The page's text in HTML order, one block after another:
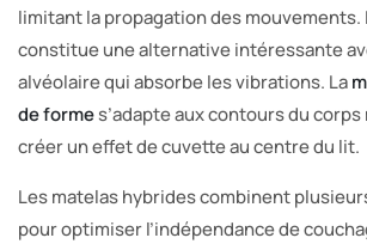
limitant la propagation des mouvements.
constitue une alternative intéressante
alvéolaire qui absorbe les vibrations. La
de formes’adapte aux contours du
créer un effet de cuvette au centre du lit.
Les matelas hybrides combinent
pour optimiser l’indépendance de